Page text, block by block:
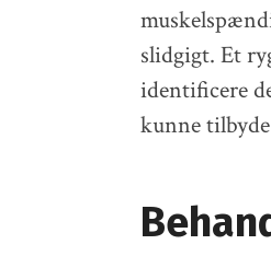
slidgigt. Et
identificere
kunne